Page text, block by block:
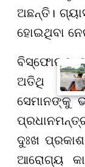
ଅଛନ୍ତି।
ହୋଇଥିବା
ବିସ୍ଫୋରଣ
ଅତିଥି ଫସି
ସେମାନଙ୍କୁ
ଦୁଃଖ
ଆରୋଗ୍ୟ